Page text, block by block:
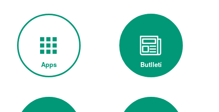
Apps Butlletí